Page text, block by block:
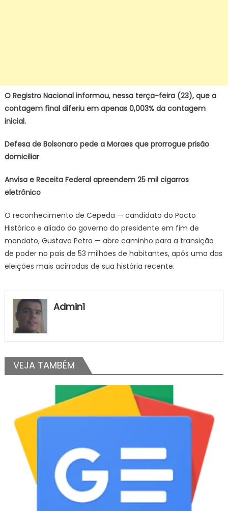
O Registro Nacional informou, nessa terça-feira (23), que a
contagem final diferiu em apenas 0,003% da contagem
inicial.
Defesa de Bolsonaro pede a Moraes que prorrogue prisão
domiciliar
Anvisa e Receita Federal apreendem 25 mil cigarros
eletrônico
O reconhecimento de Cepeda — candidato do Pacto
Histórico e aliado do governo do presidente em fim de
mandato, Gustavo Petro — abre caminho para a transição
de poder no país de 53 milhões de habitantes, após uma das
eleições mais acirradas de sua história recente.
Admin1
VEJA TAMBÉM